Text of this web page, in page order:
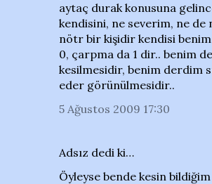
aytaç durak konusuna
kendisini, ne severim, ne
nötr bir kişidir kendisi
0, çarpma da 1 dir.. benim
kesilmesidir, benim derdim
eder görünülmesidir..
5 Ağustos 2009 17:30
Adsız dedi ki…
Öyleyse bende kesin